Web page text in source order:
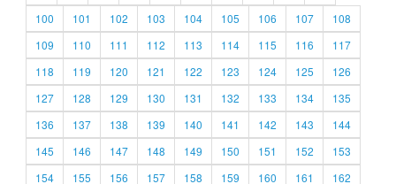
100
101 102 103 104 105 106 107
108
109
110 111 112 113 114 115 116
117
118
119 120 121 122 123 124 125
126
127
128 129 130 131 132 133 134
135
136
137 138 139 140 141 142 143
144
145
146 147 148 149 150 151 152
153
154
155 156 157 158 159 160 161
162